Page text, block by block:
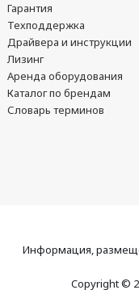
Гарантия
Техподдержка
Драйвера и инструкции
Лизинг
Аренда оборудования
Каталог по брендам
Словарь терминов
Информация,
Copyright ©